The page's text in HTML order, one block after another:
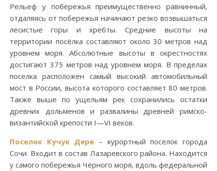
Рельеф у побережья преимущественно равнинный,
отдаляясь от побережья начинают резко возвышаться
лесистые горы и хребты. Средние высоты на
территории посёлка составляют около 30 метров над
уровнем моря. Абсолютные высоты в окрестностях
достигают 375 метров над уровнем моря. В пределах
поселка расположен самый высокий автомобильный
мост в России, высота которого составляет 80 метров.
Также выше по ущельям рек сохранились остатки
древних дольменов и развалины древней римско-
византийской крепости I—VI веков.
Поселок Кучук Дере – курортный поселок города
Сочи. Входит в состав Лазаревского района. Находится
у самого побережья Чёрного моря, вдоль федеральной